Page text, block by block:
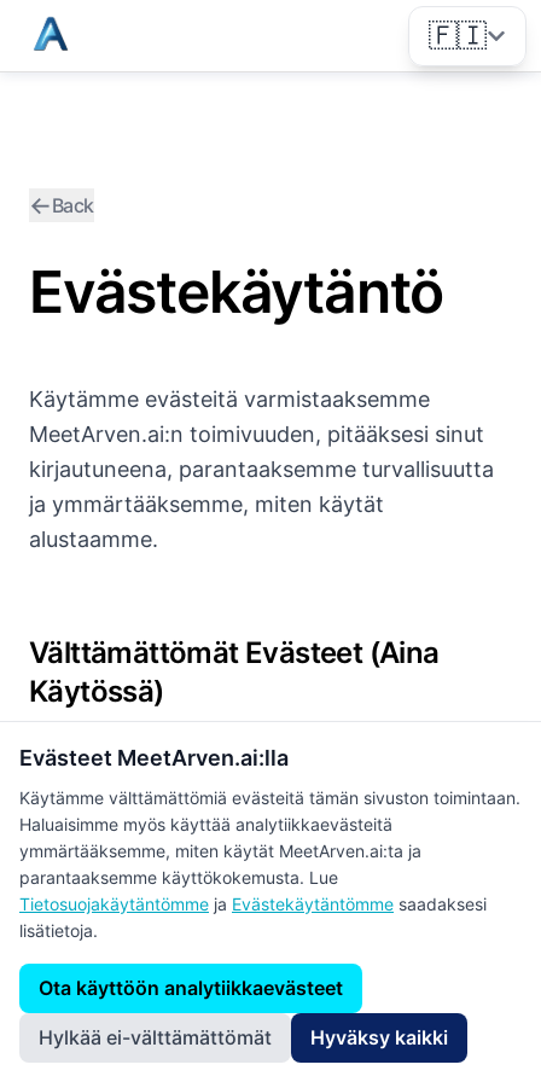
🇫🇮
←Back
Evästekäytäntö
Käytämme evästeitä varmistaaksemme
MeetArven.ai:n toimivuuden, pitääksesi sinut
kirjautuneena, parantaaksemme turvallisuutta
ja ymmärtääksemme, miten käytät
alustaamme.
Välttämättömät Evästeet (Aina
Käytössä)
Nämä evästeet ovat välttämättömiä alustan
asetukset, kuorman tasaus. Et voi poistaa näitä
käytöstä.
Analytiikkaevästeet (Valinnaiset)
Käytämme Google Analyticsiä
analysoidaksemme liikennettä ja
Evästeet MeetArven.ai:lla
Käytämme välttämättömiä evästeitä tämän sivuston toimintaan.
Haluaisimme myös käyttää analytiikkaevästeitä
ymmärtääksemme, miten käytät MeetArven.ai:ta ja
parantaaksemme käyttökokemusta. Lue
Tietosuojakäytäntömme ja Evästekäytäntömme saadaksesi
lisätietoja.
Ota käyttöön analytiikkaevästeet
Hylkää ei-välttämättömät Hyväksy kaikki